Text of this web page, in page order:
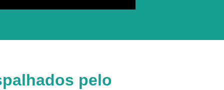
pelo